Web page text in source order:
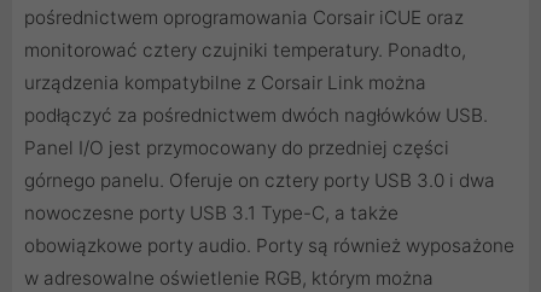
pośrednictwem oprogramowania Corsair iCUE oraz
monitorować cztery czujniki temperatury. Ponadto,
urządzenia kompatybilne z Corsair Link można
podłączyć za pośrednictwem dwóch nagłówków USB.
Panel I/O jest przymocowany do przedniej części
górnego panelu. Oferuje on cztery porty USB 3.0 i dwa
nowoczesne porty USB 3.1 Type-C, a także
obowiązkowe porty audio. Porty są również wyposażone
w adresowalne oświetlenie RGB, którym można